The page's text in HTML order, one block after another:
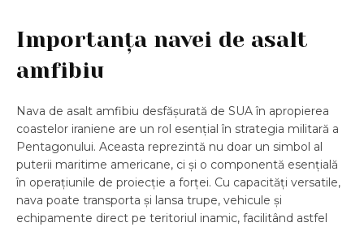
Importanța navei de asalt
amfibiu
Nava de asalt amfibiu desfășurată de SUA în apropierea
coastelor iraniene are un rol esențial în strategia militară a
Pentagonului. Aceasta reprezintă nu doar un simbol al
puterii maritime americane, ci și o componentă esențială
în operațiunile de proiecție a forței. Cu capacități versatile,
nava poate transporta și lansa trupe, vehicule și
echipamente direct pe teritoriul inamic, facilitând astfel